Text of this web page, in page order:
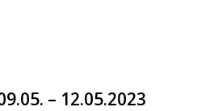
– 12.05.2023